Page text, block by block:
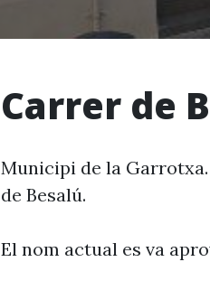
Carrer de
Municipi de la
de Besalú.
El nom actual es va